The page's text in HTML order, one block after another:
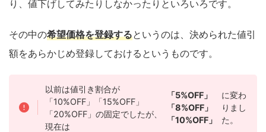
り、値下げしてみたりしなかったりといろいろです。
その中の希望価格を登録するというのは、決められた値引
額をあらかじめ登録しておけるというものです。
以前は値引き割合が
「10%OFF」「15%OFF」
「20%OFF」の固定でしたが、
現在は
「5%OFF」
「8%OFF」
「10%OFF」
に変わ
りまし
た。